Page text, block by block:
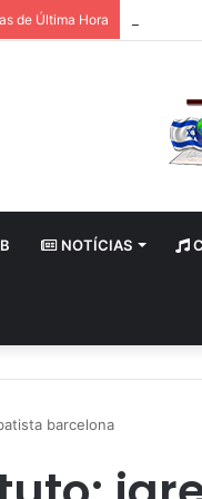
de Última Hora
NOTÍCIAS
barcelona